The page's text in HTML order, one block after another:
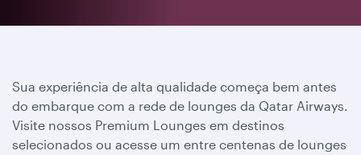
Sua experiência de alta qualidade começa bem antes
do embarque com a rede de lounges da Qatar Airways.
Visite nossos Premium Lounges em destinos
selecionados ou acesse um entre centenas de lounges